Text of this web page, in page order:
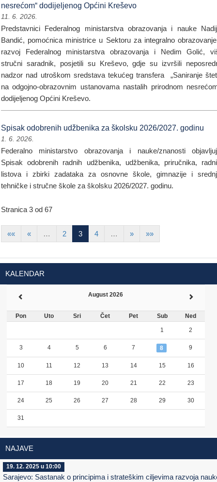
nesrećom“ dodijeljenog Općini Kreševo
11. 6. 2026.
Predstavnici Federalnog ministarstva obrazovanja i nauke
Bandić, pomoćnica ministrice u Sektoru za integralno
razvoj Federalnog ministarstva obrazovanja i Nedim Golić,
stručni saradnik, posjetili su Kreševo, gdje su izvršili
nadzor nad utroškom sredstava tekućeg transfera „Saniranje
na odgojno-obrazovnim ustanovama nastalih prirodnom
dodijeljenog Općini Kreševo.
Spisak odobrenih udžbenika za školsku 2026/2027. godinu
1. 6. 2026.
Federalno ministarstvo obrazovanja i nauke/znanosti
Spisak odobrenih radnih udžbenika, udžbenika, priručnika,
listova i zbirki zadataka za osnovne škole, gimnazije i
tehničke i stručne škole za školsku 2026/2027. godinu.
Stranica 3 od 67
«« « … 2 3 4 … » »»
KALENDAR
August 2026
Pon Uto Sri Čet Pet Sub Ned
1 2
3 4 5 6 7 8 9
10 11 12 13 14 15 16
17 18 19 20 21 22 23
24 25 26 27 28 29 30
31
NAJAVE
19. 12. 2025 u 10:00
Sarajevo: Sastanak o principima i strateškim ciljevima razvoja